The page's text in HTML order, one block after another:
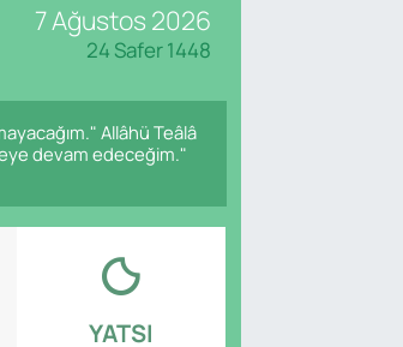
7 Ağustos 2026
24 Safer 1448
Allâhü Teâlâ
devam edeceğim."
YATSI